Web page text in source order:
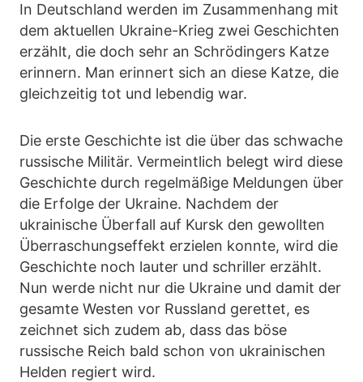
In Deutschland werden im Zusammenhang mit
dem aktuellen Ukraine-Krieg zwei Geschichten
erzählt, die doch sehr an Schrödingers Katze
erinnern. Man erinnert sich an diese Katze, die
gleichzeitig tot und lebendig war.
Die erste Geschichte ist die über das schwache
russische Militär. Vermeintlich belegt wird diese
Geschichte durch regelmäßige Meldungen über
die Erfolge der Ukraine. Nachdem der
ukrainische Überfall auf Kursk den gewollten
Überraschungseffekt erzielen konnte, wird die
Geschichte noch lauter und schriller erzählt.
Nun werde nicht nur die Ukraine und damit der
gesamte Westen vor Russland gerettet, es
zeichnet sich zudem ab, dass das böse
russische Reich bald schon von ukrainischen
Helden regiert wird.